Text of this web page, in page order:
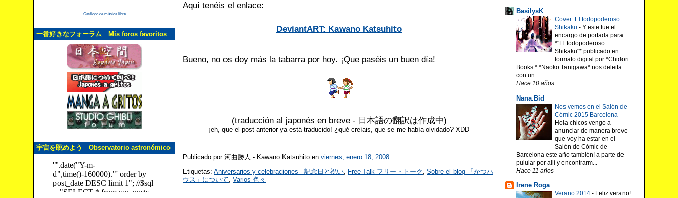
Catálogo de música libre
一番好きなフォーラム Mis foros favoritos
宇宙を眺めよう Observatorio astronómico
Aquí tenéis el enlace:
DeviantART: Kawano Katsuhito
Bueno, no os doy más la tabarra por hoy. ¡Que paséis un buen día!
(traducción al japonés en breve - 日本語の翻訳は作成中)
¡eh, que el post anterior ya está traducido! ¿qué creíais, que se me había olvidado? XDD
Publicado por 河曲勝人 - Kawano Katsuhito en viernes, enero 18, 2008
Etiquetas: Aniversarios y celebraciones - 記念日と祝い, Free Talk フリー・トーク , Sobre el blog 「かつハ
ウス」について, Varios 色々
BasilysK
Cover: El todopoderoso
Shikaku - Y este fue el
encargo de portada para
*"El todopoderoso
Shikaku"* publicado en
formato digital por *Chidori
Books.* *Naoko Tanigawa* nos deleita
con un ...
Hace 10 años
Nana.Bid
Nos vemos en el Salón de
Cómic 2015 Barcelona -
Hola chicos vengo a
anunciar de manera breve
que voy ha estar en el
Salón de Cómic de
Barcelona este año también! a parte de
pulular por allí y encontrarm...
Hace 11 años
Irene Roga
Verano 2014 - Feliz verano!